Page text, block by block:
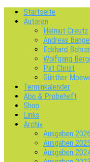
Startseite
Autoren
Helmut Creutz
Andreas
Eckhard
Wolfgang
Pat Christ
Günther
Terminkalender
Abo & Probeheft
Shop
Links
Archiv
Ausgaben 2026
Ausgaben 2025
Ausgaben